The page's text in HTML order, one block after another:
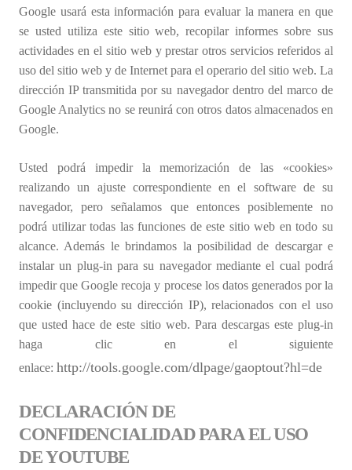
Google usará esta información para evaluar la manera en que
se usted utiliza este sitio web, recopilar informes sobre sus
actividades en el sitio web y prestar otros servicios referidos al
uso del sitio web y de Internet para el operario del sitio web. La
dirección IP transmitida por su navegador dentro del marco de
Google Analytics no se reunirá con otros datos almacenados en
Google.
Usted podrá impedir la memorización de las «cookies»
realizando un ajuste correspondiente en el software de su
navegador, pero señalamos que entonces posiblemente no
podrá utilizar todas las funciones de este sitio web en todo su
alcance. Además le brindamos la posibilidad de descargar e
instalar un plug-in para su navegador mediante el cual podrá
impedir que Google recoja y procese los datos generados por la
cookie (incluyendo su dirección IP), relacionados con el uso
que usted hace de este sitio web. Para descargas este plug-in
haga clic en el siguiente
enlace: http://tools.google.com/dlpage/gaoptout?hl=de
DECLARACIÓN DE
CONFIDENCIALIDAD PARA EL USO
DE YOUTUBE